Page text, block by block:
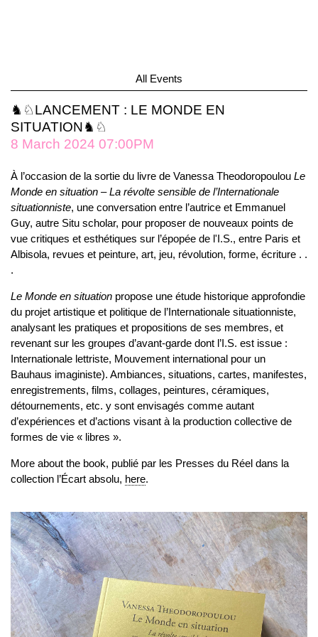
All Events
♞♘LANCEMENT : LE MONDE EN
SITUATION♞♘
8 March 2024 07:00PM
À l’occasion de la sortie du livre de Vanessa Theodoropoulou Le
Monde en situation – La révolte sensible de l’Internationale
situationniste, une conversation entre l’autrice et Emmanuel
Guy, autre Situ scholar, pour proposer de nouveaux points de
vue critiques et esthétiques sur l’épopée de l'I.S., entre Paris et
Albisola, revues et peinture, art, jeu, révolution, forme, écriture . .
.
Le Monde en situation propose une étude historique approfondie
du projet artistique et politique de l’Internationale situationniste,
analysant les pratiques et propositions de ses membres, et
revenant sur les groupes d’avant-garde dont l’I.S. est issue :
Internationale lettriste, Mouvement international pour un
Bauhaus imaginiste). Ambiances, situations, cartes, manifestes,
enregistrements, films, collages, peintures, céramiques,
détournements, etc. y sont envisagés comme autant
d’expériences et d’actions visant à la production collective de
formes de vie « libres ».
More about the book, publié par les Presses du Réel dans la
collection l’Écart absolu, here.